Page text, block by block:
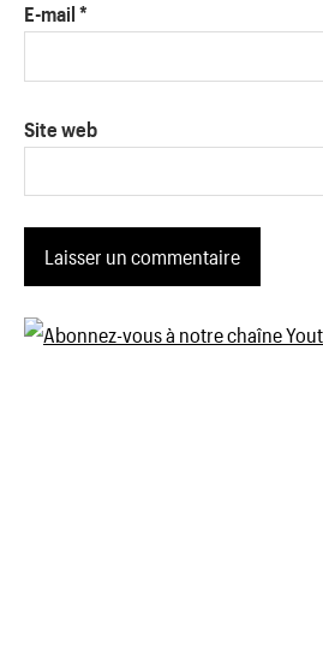
E-mail *
Site web